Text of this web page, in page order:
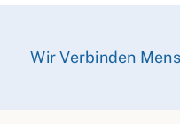
Wir Verbinden